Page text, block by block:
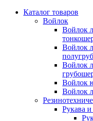
Каталог товаров
Войлок
Войлок
Войлок
Войлок
Войлок
Войлок
Рукава